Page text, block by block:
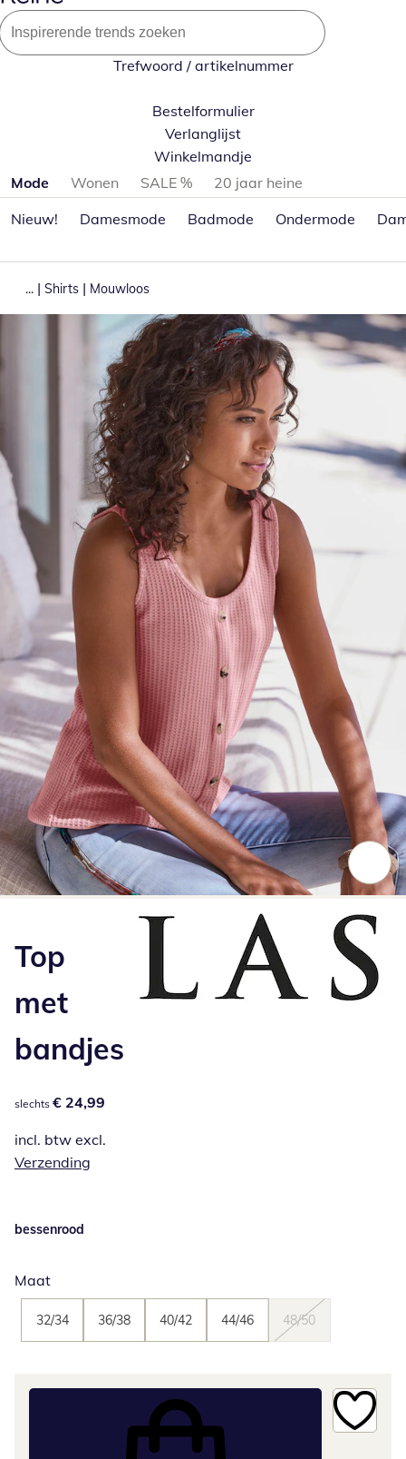
Trefwoord / artikelnummer
Bestelformulier
Verlanglijst
Winkelmandje
Productcategorieën overslaan
Mode Wonen SALE %
20 jaar heine
Nieuw!
Damesmode Badmode Ondermode
... | Shirts | Mouwloos
Top
met
bandjes
€ 24,99
slechts € 24,99
incl. btw excl.
Verzending
bessenrood
Maat
32/34 36/38 40/42 44/46 48/50